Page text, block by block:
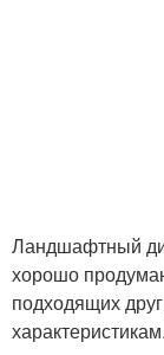
Ландшафтный
хорошо
подходящих
характеристикам.